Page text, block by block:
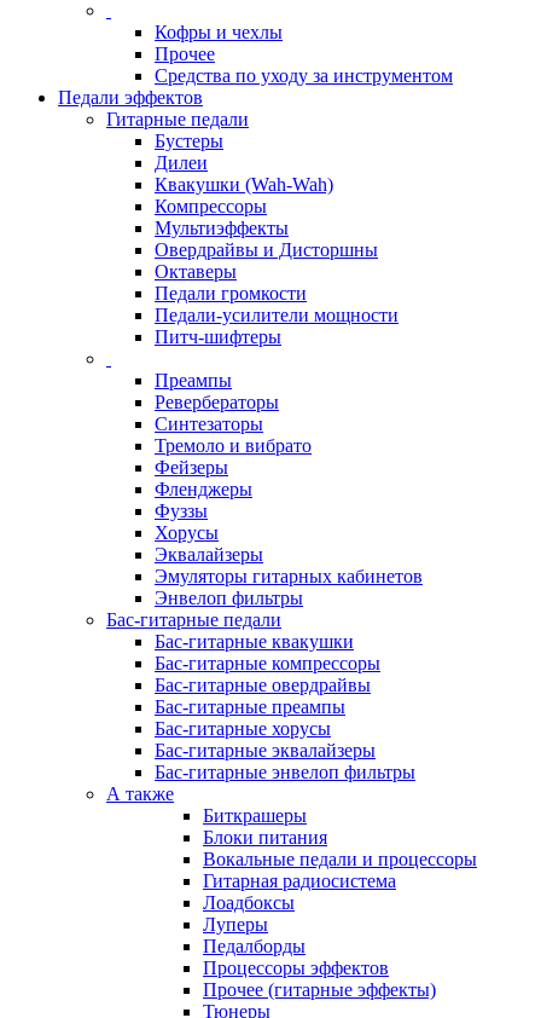
Кофры и чехлы
Прочее
Средства по уходу за инструментом
Педали эффектов
Гитарные педали
Бустеры
Дилеи
Квакушки (Wah-Wah)
Компрессоры
Мультиэффекты
Овердрайвы и Дисторшны
Октаверы
Педали громкости
Педали-усилители мощности
Питч-шифтеры
Преампы
Ревербераторы
Синтезаторы
Тремоло и вибрато
Фейзеры
Фленджеры
Фуззы
Хорусы
Эквалайзеры
Эмуляторы гитарных кабинетов
Энвелоп фильтры
Бас-гитарные педали
Бас-гитарные квакушки
Бас-гитарные компрессоры
Бас-гитарные овердрайвы
Бас-гитарные преампы
Бас-гитарные хорусы
Бас-гитарные эквалайзеры
Бас-гитарные энвелоп фильтры
А также
Биткрашеры
Блоки питания
Вокальные педали и процессоры
Гитарная радиосистема
Лоадбоксы
Луперы
Педалборды
Процессоры эффектов
Прочее (гитарные эффекты)
Тюнеры